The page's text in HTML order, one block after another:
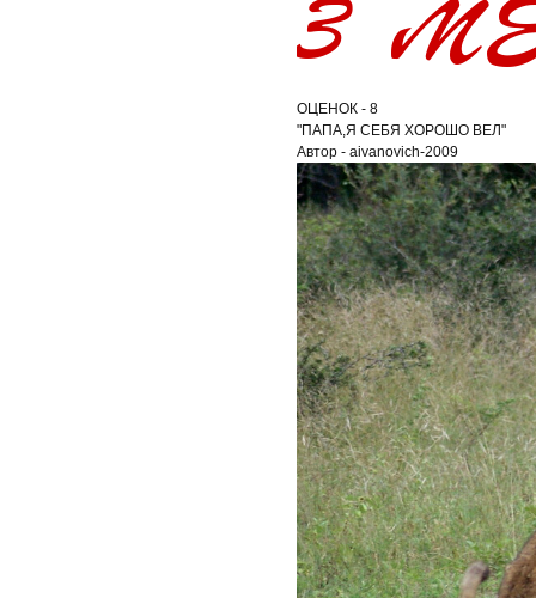
ОЦЕНОК - 8
"ПАПА,Я СЕБЯ ХОРОШО ВЕЛ"
Автор - aivanovich-2009